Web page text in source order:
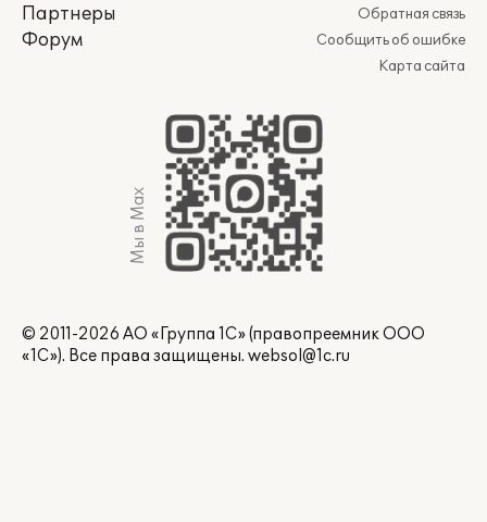
Партнеры
Форум
Обратная связь
Сообщить об ошибке
Карта сайта
Мы в Max
© 2011-2026 АО «Группа 1С» (правопреемник ООО
«1С»). Все права защищены. websol@1c.ru